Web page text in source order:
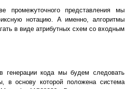
промежуточного представления мы
нотацию. А именно, алгоритмы
в виде атрибутных схем со входным
генерации кода мы будем следовать
в основу которой положена система